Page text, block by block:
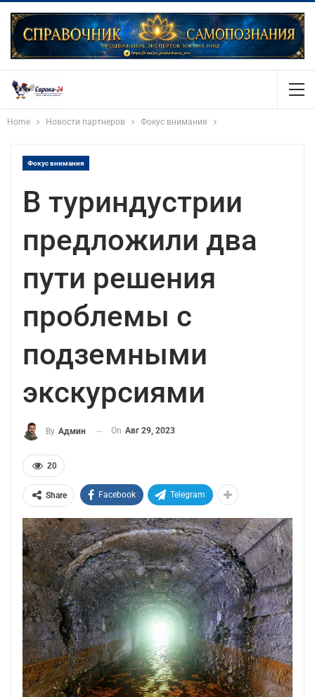
Home Новости партнеров Фокус внимания
Фокус внимания
В туриндустрии
предложили два
пути решения
проблемы с
подземными
экскурсиями
By Админ On Авг 29, 2023
20
Share Facebook Telegram